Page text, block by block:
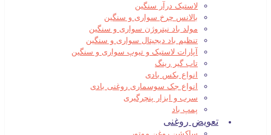
لاستیک درآر سنگین
بالانس چرخ سواری و سنگین
مولد باد نیتروژن سواری و سنگین
تنظیم باد دیجیتال سواری و سنگین
آپارات لاستیک و تیوپ سواری و سنگین
تاب گیر رینگ
انواع بکس بادی
انواع جک سوسماری روغنی بادی
سرب و ابزار پنچرگیری
پمپ باد
تعویض روغنی